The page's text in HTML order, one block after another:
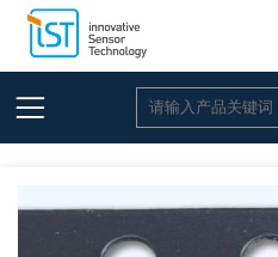
首页 >温度传感器 > 铂
0805 3FC F0.15等级，带卷带